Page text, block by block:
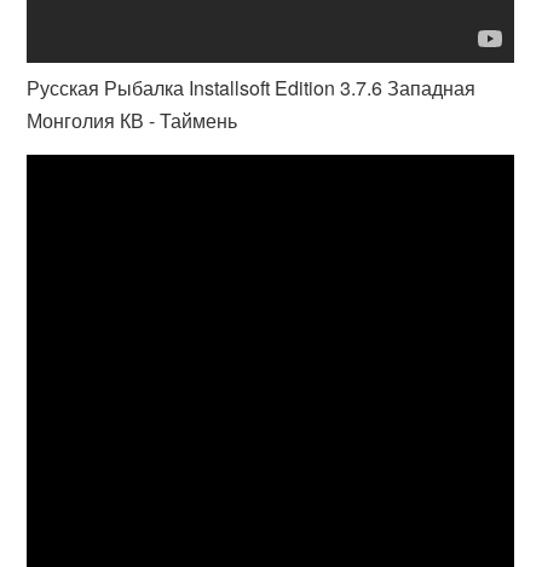
Русская Рыбалка Installsoft Edition 3.7.6 Западная
Монголия КВ - Таймень